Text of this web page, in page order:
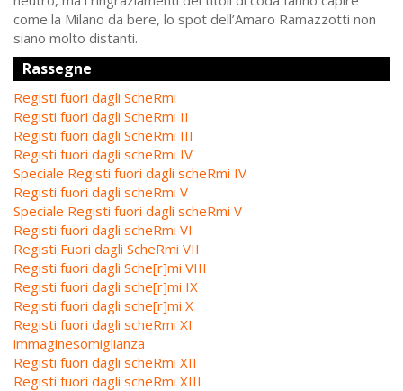
come la Milano da bere, lo spot dell’Amaro Ramazzotti non
siano molto distanti.
Rassegne
Registi fuori dagli ScheRmi
Registi fuori dagli ScheRmi II
Registi fuori dagli ScheRmi III
Registi fuori dagli scheRmi IV
Speciale Registi fuori dagli scheRmi IV
Registi fuori dagli scheRmi V
Speciale Registi fuori dagli scheRmi V
Registi fuori dagli scheRmi VI
Registi Fuori dagli ScheRmi VII
Registi fuori dagli Sche[r]mi VIII
Registi fuori dagli sche[r]mi IX
Registi fuori dagli sche[r]mi X
Registi fuori dagli scheRmi XI
immaginesomiglianza
Registi fuori dagli scheRmi XII
Registi fuori dagli scheRmi XIII